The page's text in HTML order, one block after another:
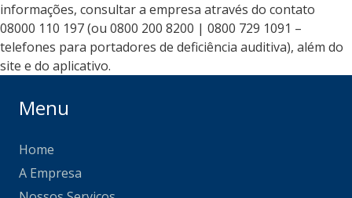
informações, consultar a empresa através do contato
08000 110 197 (ou 0800 200 8200 | 0800 729 1091 –
telefones para portadores de deficiência auditiva), além do
site e do aplicativo.
Menu
Home
A Empresa